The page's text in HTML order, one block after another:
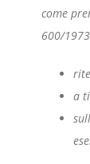
come
600/
a